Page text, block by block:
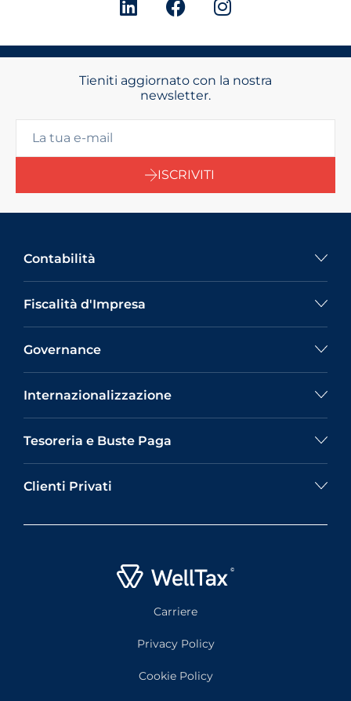
Tieniti aggiornato con la nostra
newsletter.
ISCRIVITI
Contabilità
Fiscalità d'Impresa
Governance
Internazionalizzazione
Tesoreria e Buste Paga
Clienti Privati
Carriere
Privacy Policy
Cookie Policy